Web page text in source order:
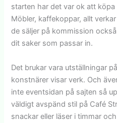
starten har det var ok att
Möbler, kaffekoppar, allt
de säljer på kommission
dit saker som passar in.
Det brukar vara utställningar
konstnärer visar verk. Och
inte eventsidan på sajten så
väldigt avspänd stil på Café
snackar eller läser i timmar